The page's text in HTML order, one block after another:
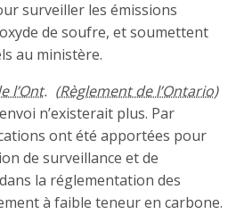
surveiller les émissions
de soufre, et soumettent
au ministère.
l’Ont.
n’existerait plus. Par
ont été apportées pour
de surveillance et de
la réglementation des
à faible teneur en carbone.